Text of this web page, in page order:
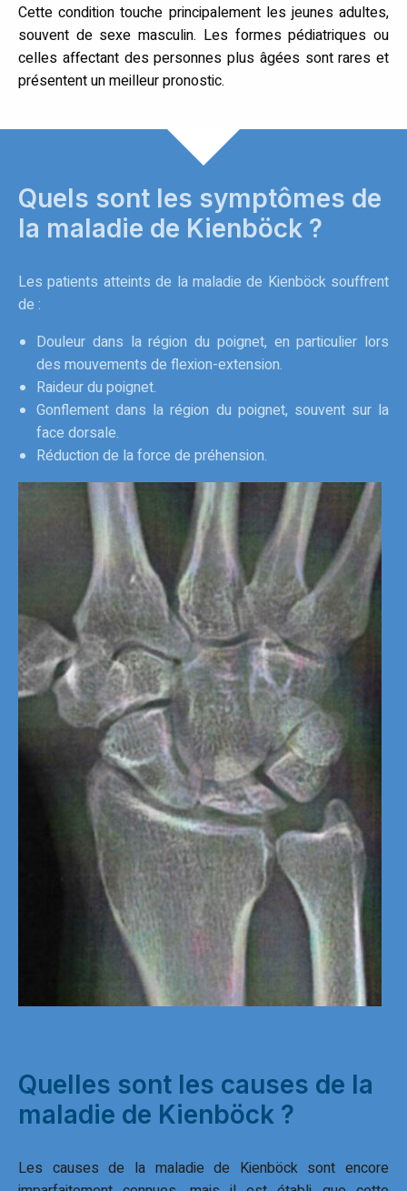
Cette condition touche principalement les jeunes adultes,
souvent de sexe masculin. Les formes pédiatriques ou
celles affectant des personnes plus âgées sont rares et
présentent un meilleur pronostic.
Quels sont les symptômes de
la maladie de Kienböck ?
Les patients atteints de la maladie de Kienböck souffrent
de :
Douleur dans la région du poignet, en particulier lors
des mouvements de flexion-extension.
Raideur du poignet.
Gonflement dans la région du poignet, souvent sur la
face dorsale.
Réduction de la force de préhension.
Quelles sont les causes de la
maladie de Kienböck ?
Les causes de la maladie de Kienböck sont encore